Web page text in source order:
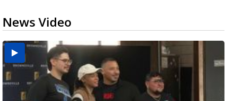
News Video